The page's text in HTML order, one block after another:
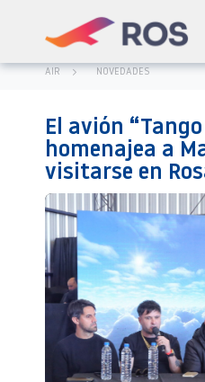
AIR NOVEDADES
El avión
homenajea a
visitarse en